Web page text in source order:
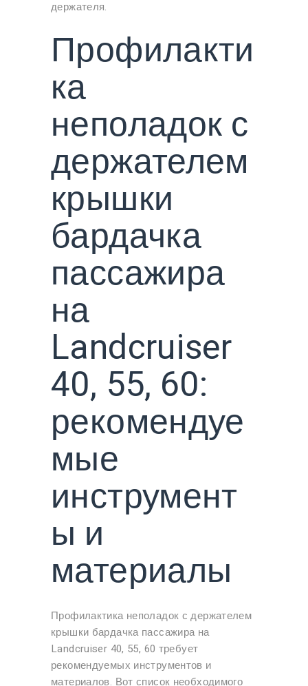
держателя.
Профилакти
ка
неполадок с
держателем
крышки
бардачка
пассажира
на
Landcruiser
40, 55, 60:
рекомендуе
мые
инструмент
ы и
материалы
Профилактика неполадок с держателем
крышки бардачка пассажира на
Landcruiser 40, 55, 60 требует
рекомендуемых инструментов и
материалов. Вот список необходимого